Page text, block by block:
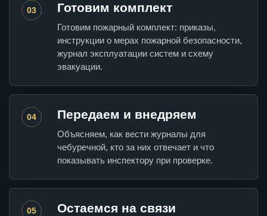
03 Готовим комплект
Готовим пожарный комплект: приказы,
инструкции о мерах пожарной безопасности,
журнал эксплуатации систем и схему
эвакуации.
04 Передаем и внедряем
Объясняем, как вести журналы для
чебуречной, кто за них отвечает и что
показывать инспектору при проверке.
05 Остаемся на связи